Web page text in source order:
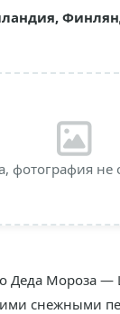
фотография не
Деда Мороза
снежными